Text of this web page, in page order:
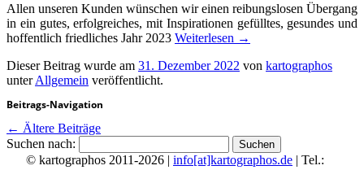
Allen unseren Kunden wünschen wir einen reibungslosen Übergang
in ein gutes, erfolgreiches, mit Inspirationen gefülltes, gesundes und
hoffentlich friedliches Jahr 2023 Weiterlesen →
Dieser Beitrag wurde am 31. Dezember 2022 von kartographos
unterAllgemein veröffentlicht.
Beitrags-Navigation
← Ältere Beiträge
Suchen nach:
© kartographos 2011-2026 | info[at]kartographos.de | Tel.: